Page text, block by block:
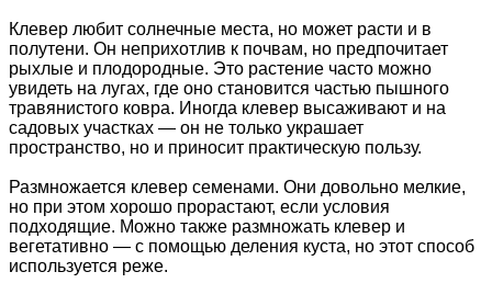
Клевер любит солнечные места, но может расти и в
полутени. Он неприхотлив к почвам, но предпочитает
рыхлые и плодородные. Это растение часто можно
увидеть на лугах, где оно становится частью пышного
травянистого ковра. Иногда клевер высаживают и на
садовых участках — он не только украшает
пространство, но и приносит практическую пользу.
Размножается клевер семенами. Они довольно мелкие,
но при этом хорошо прорастают, если условия
подходящие. Можно также размножать клевер и
вегетативно — с помощью деления куста, но этот способ
используется реже.